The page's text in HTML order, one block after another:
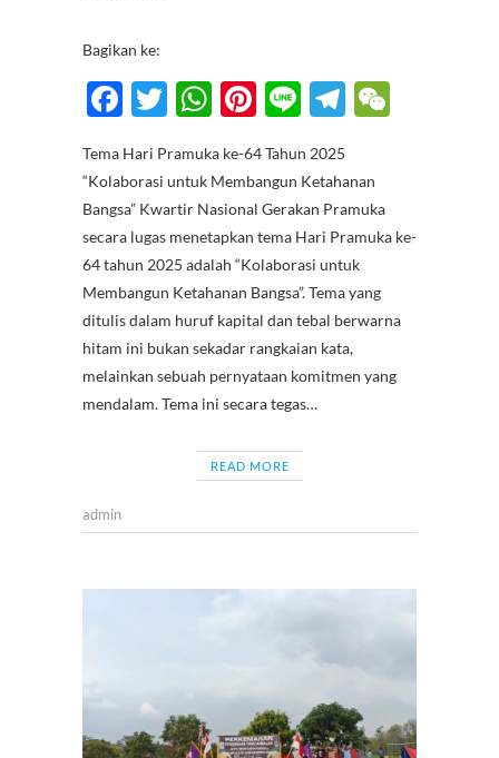
Bagikan ke:
F
e
b
o
o
k
T
itt
er
W
at
s
A
p
p
Pi
er
es
t
Li
e
T
e
gr
a
m
at
Tema Hari Pramuka ke-64 Tahun 2025
“Kolaborasi untuk Membangun Ketahanan
Bangsa” Kwartir Nasional Gerakan Pramuka
secara lugas menetapkan tema Hari Pramuka ke-
64 tahun 2025 adalah “Kolaborasi untuk
Membangun Ketahanan Bangsa”. Tema yang
ditulis dalam huruf kapital dan tebal berwarna
hitam ini bukan sekadar rangkaian kata,
melainkan sebuah pernyataan komitmen yang
mendalam. Tema ini secara tegas…
READ MORE
admin